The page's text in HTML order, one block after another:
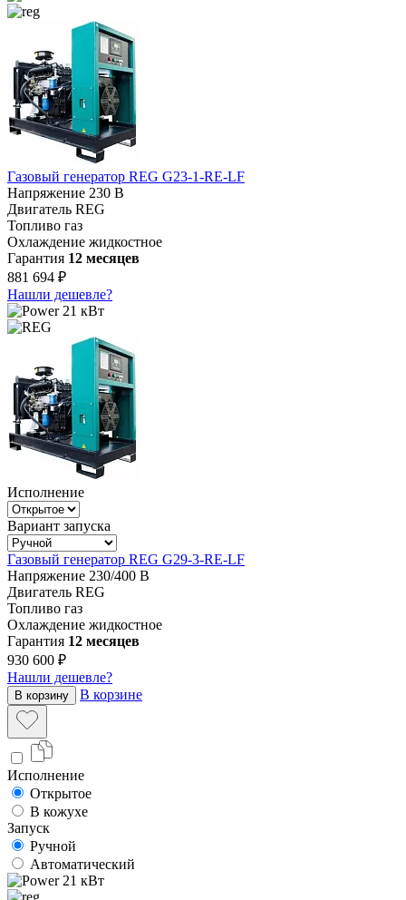
Газовый генератор REG G23-1-RE-LF
Напряжение 230 В
Двигатель REG
Топливо газ
Охлаждение жидкостное
Гарантия 12 месяцев
881 694 ₽
Нашли дешевле?
21 кВт
Исполнение
Вариант запуска
Газовый генератор REG G29-3-RE-LF
Напряжение 230/400 В
Двигатель REG
Топливо газ
Охлаждение жидкостное
Гарантия 12 месяцев
930 600 ₽
Нашли дешевле?
В корзину В корзине
Исполнение
Открытое
В кожухе
Запуск
Ручной
Автоматический
21 кВт